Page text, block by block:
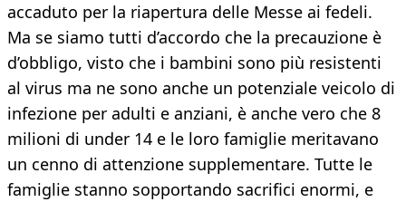
accaduto per la riapertura delle Messe ai fedeli.
Ma se siamo tutti d’accordo che la precauzione è
d’obbligo, visto che i bambini sono più resistenti
al virus ma ne sono anche un potenziale veicolo di
infezione per adulti e anziani, è anche vero che 8
milioni di under 14 e le loro famiglie meritavano
un cenno di attenzione supplementare. Tutte le
famiglie stanno sopportando sacrifici enormi, e